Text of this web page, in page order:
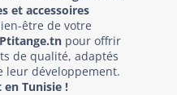
et accessoires
être de votre
Ptitange.tn pour offrir
de qualité, adaptés
leur développement.
Tunisie !